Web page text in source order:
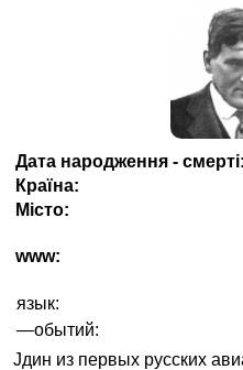
Дата народження - смерті:
Країна:
Місто:
www:
язык:
—обытий:
Jдин из первых русских